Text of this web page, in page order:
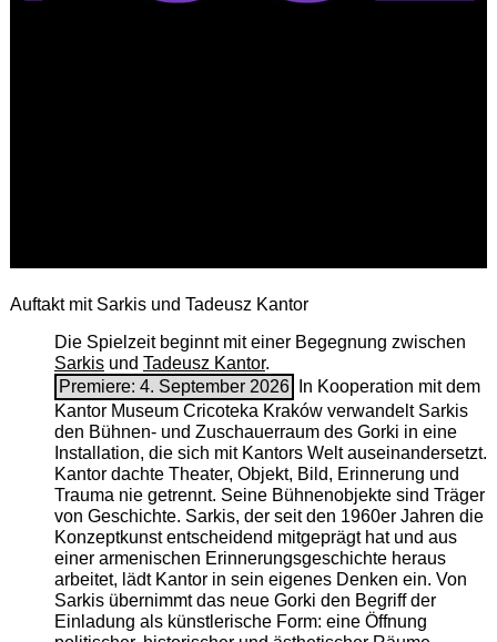
Auftakt mit Sarkis und Tadeusz Kantor
Die Spielzeit beginnt mit einer Begegnung zwischen
Sarkisund Tadeusz Kantor.
Premiere: 4. September 2026
In Kooperation mit dem
Kantor Museum Cricoteka Kraków verwandelt Sarkis
den Bühnen- und Zuschauerraum des Gorki in eine
Installation, die sich mit Kantors Welt auseinandersetzt.
Kantor dachte Theater, Objekt, Bild, Erinnerung und
Trauma nie getrennt. Seine Bühnenobjekte sind Träger
von Geschichte. Sarkis, der seit den 1960er Jahren die
Konzeptkunst entscheidend mitgeprägt hat und aus
einer armenischen ­Erinnerungsgeschichte heraus
arbeitet, lädt Kantor in sein eigenes Denken ein. Von
Sarkis übernimmt das neue Gorki den Begriff der
Einladung als künstlerische Form: eine Öffnung